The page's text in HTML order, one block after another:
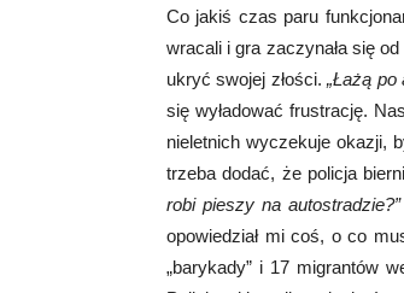
Co jakiś czas paru
wracali i gra zaczynała się
ukryć swojej złości.„Łażą
się wyładować frustrację.
nieletnich wyczekuje okazji,
trzeba dodać, że policja
robi pieszy na autostradzie?”
opowiedział mi coś, o co
„barykady” i 17 migrantów